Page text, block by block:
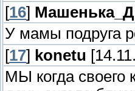
[16]
У мамы подруга
[17] konetu
МЫ когда своего